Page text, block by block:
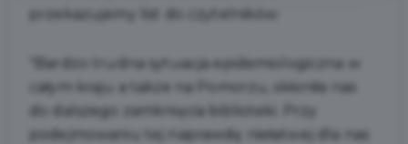
przekazujemy list do czytelników:
"Bardzo trudna sytuacja epidemiologiczna w
całym kraju a także na Pomorzu, skłoniła nas
do dalszego zamknięcia biblioteki. Przy
podejmowaniu tej naprawdę niełatwej dla nas